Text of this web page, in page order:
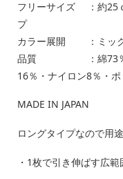
フリーサイズ ：約25
プ
カラー展開 ：ミッ
品質 ：綿73％・レ
16％・ナイロン8％・
MADE IN JAPAN
ロングタイプなので用
・1枚で引き伸ばす広